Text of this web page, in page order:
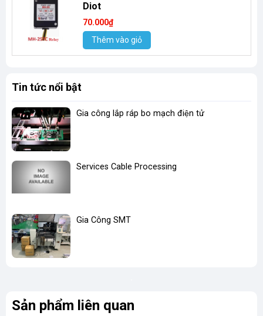
Diot
70.000₫
Thêm vào giỏ
Tin tức nổi bật
Gia công lắp ráp bo mạch điện tử
Services Cable Processing
Gia Công SMT
Sản phẩm liên quan